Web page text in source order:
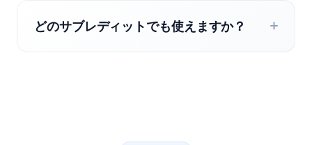
どのサブレディットでも使えますか？